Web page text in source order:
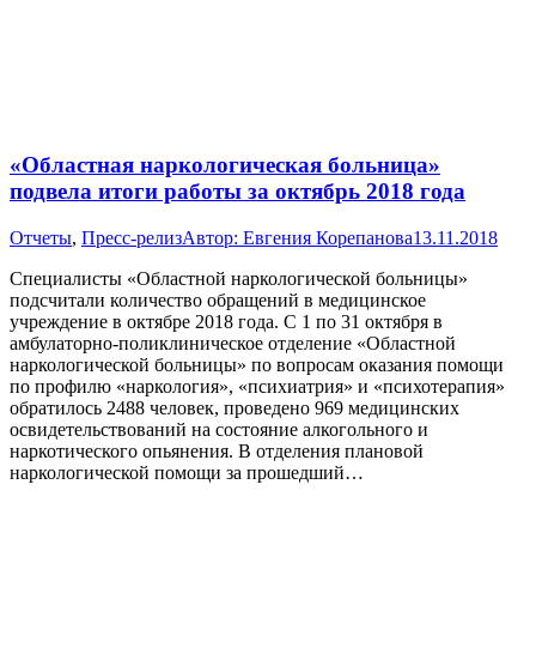
«Областная наркологическая больница»
подвела итоги работы за октябрь 2018 года
Отчеты, Пресс-релизАвтор: Евгения Корепанова13.11.2018
Специалисты «Областной наркологической больницы»
подсчитали количество обращений в медицинское
учреждение в октябре 2018 года. С 1 по 31 октября в
амбулаторно-поликлиническое отделение «Областной
наркологической больницы» по вопросам оказания помощи
по профилю «наркология», «психиатрия» и «психотерапия»
обратилось 2488 человек, проведено 969 медицинских
освидетельствований на состояние алкогольного и
наркотического опьянения. В отделения плановой
наркологической помощи за прошедший…